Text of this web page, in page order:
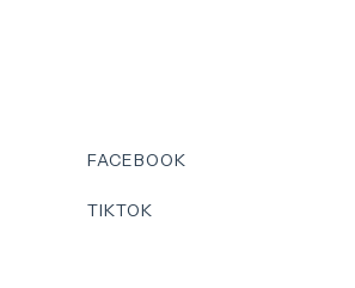
FACEBOOK
TIKTOK